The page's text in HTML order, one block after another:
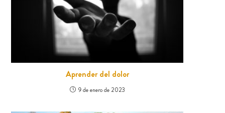
Aprender del dolor
9 de enero de 2023